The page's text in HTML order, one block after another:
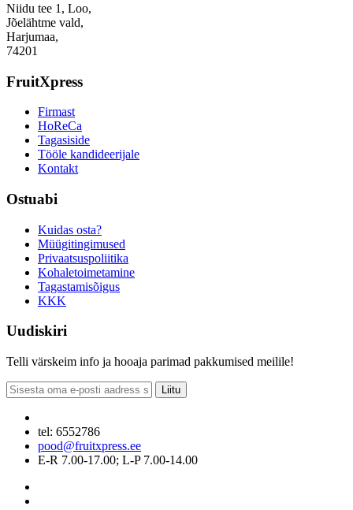
Niidu tee 1, Loo,
Jõelähtme vald,
Harjumaa,
74201
FruitXpress
Firmast
HoReCa
Tagasiside
Tööle kandideerijale
Kontakt
Ostuabi
Kuidas osta?
Müügitingimused
Privaatsuspoliitika
Kohaletoimetamine
Tagastamisõigus
KKK
Uudiskiri
Telli värskeim info ja hooaja parimad pakkumised meilile!
Liitu
tel: 6552786
pood@fruitxpress.ee
E-R 7.00-17.00; L-P 7.00-14.00